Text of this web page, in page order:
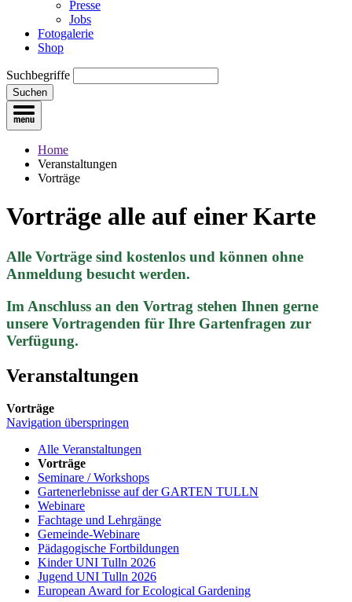
Presse
Jobs
Fotogalerie
Shop
Suchbegriffe
Suchen
Home
Veranstaltungen
Vorträge
Vorträge alle auf einer Karte
Alle Vorträge sind kostenlos und können ohne
Anmeldung besucht werden.
Im Anschluss an den Vortrag stehen Ihnen gerne
unsere Vortragenden für Ihre Gartenfragen zur
Verfügung.
Veranstaltungen
Vorträge
Navigation überspringen
Alle Veranstaltungen
Vorträge
Seminare / Workshops
Gartenerlebnisse auf der GARTEN TULLN
Webinare
Fachtage und Lehrgänge
Gemeinde-Webinare
Pädagogische Fortbildungen
Kinder UNI Tulln 2026
Jugend UNI Tulln 2026
European Award for Ecological Gardening